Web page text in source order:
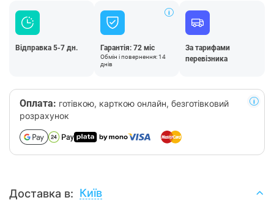
Відправка 5-7 дн. Гарантія: 72 міс
Обмін і повернення: 14
днів
За тарифами
перевізника
Оплата: готівкою, карткою онлайн, безготівковий
розрахунок
Доставка в: Київ